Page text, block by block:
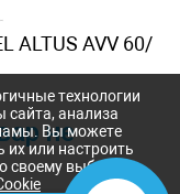
ALTUS AVV 60/
не
технологии
сайта, анализа
Вы можете
их или настроить
выбору.